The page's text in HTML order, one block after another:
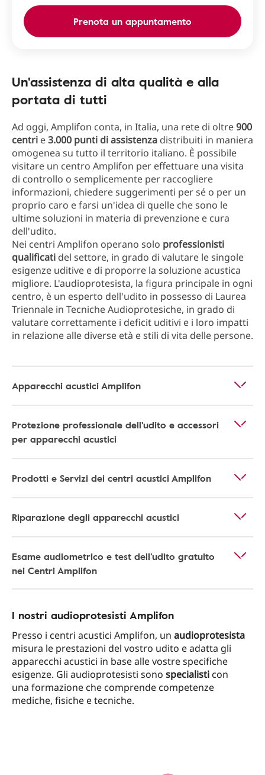
Prenota un appuntamento
Un'assistenza di alta qualità e alla
portata di tutti
Ad oggi, Amplifon conta, in Italia, una rete di oltre900
centri e3.000 punti di assistenza distribuiti in maniera
omogenea su tutto il territorio italiano. È possibile
visitare un centro Amplifon per effettuare una visita
di controllo o semplicemente per raccogliere
informazioni, chiedere suggerimenti per sé o per un
proprio caro e farsi un'idea di quelle che sono le
ultime soluzioni in materia di prevenzione e cura
dell'udito.
Nei centri Amplifon operano solo professionisti
qualificati del settore, in grado di valutare le singole
esigenze uditive e di proporre la soluzione acustica
migliore. L'audioprotesista, la figura principale in ogni
centro, è un esperto dell'udito in possesso di Laurea
Triennale in Tecniche Audioprotesiche, in grado di
valutare correttamente i deficit uditivi e i loro impatti
in relazione alle diverse età e stili di vita delle persone.
Apparecchi acustici Amplifon
Protezione professionale dell'udito e accessori
per apparecchi acustici
Prodotti e Servizi dei centri acustici Amplifon
Riparazione degli apparecchi acustici
Esame audiometrico e test dell’udito gratuito
nei Centri Amplifon
I nostri audioprotesisti Amplifon
Presso i centri acustici Amplifon, un audioprotesista
misura le prestazioni del vostro udito e adatta gli
apparecchi acustici in base alle vostre specifiche
esigenze. Gli audioprotesisti sono specialisti con
una formazione che comprende competenze
mediche, fisiche e tecniche.